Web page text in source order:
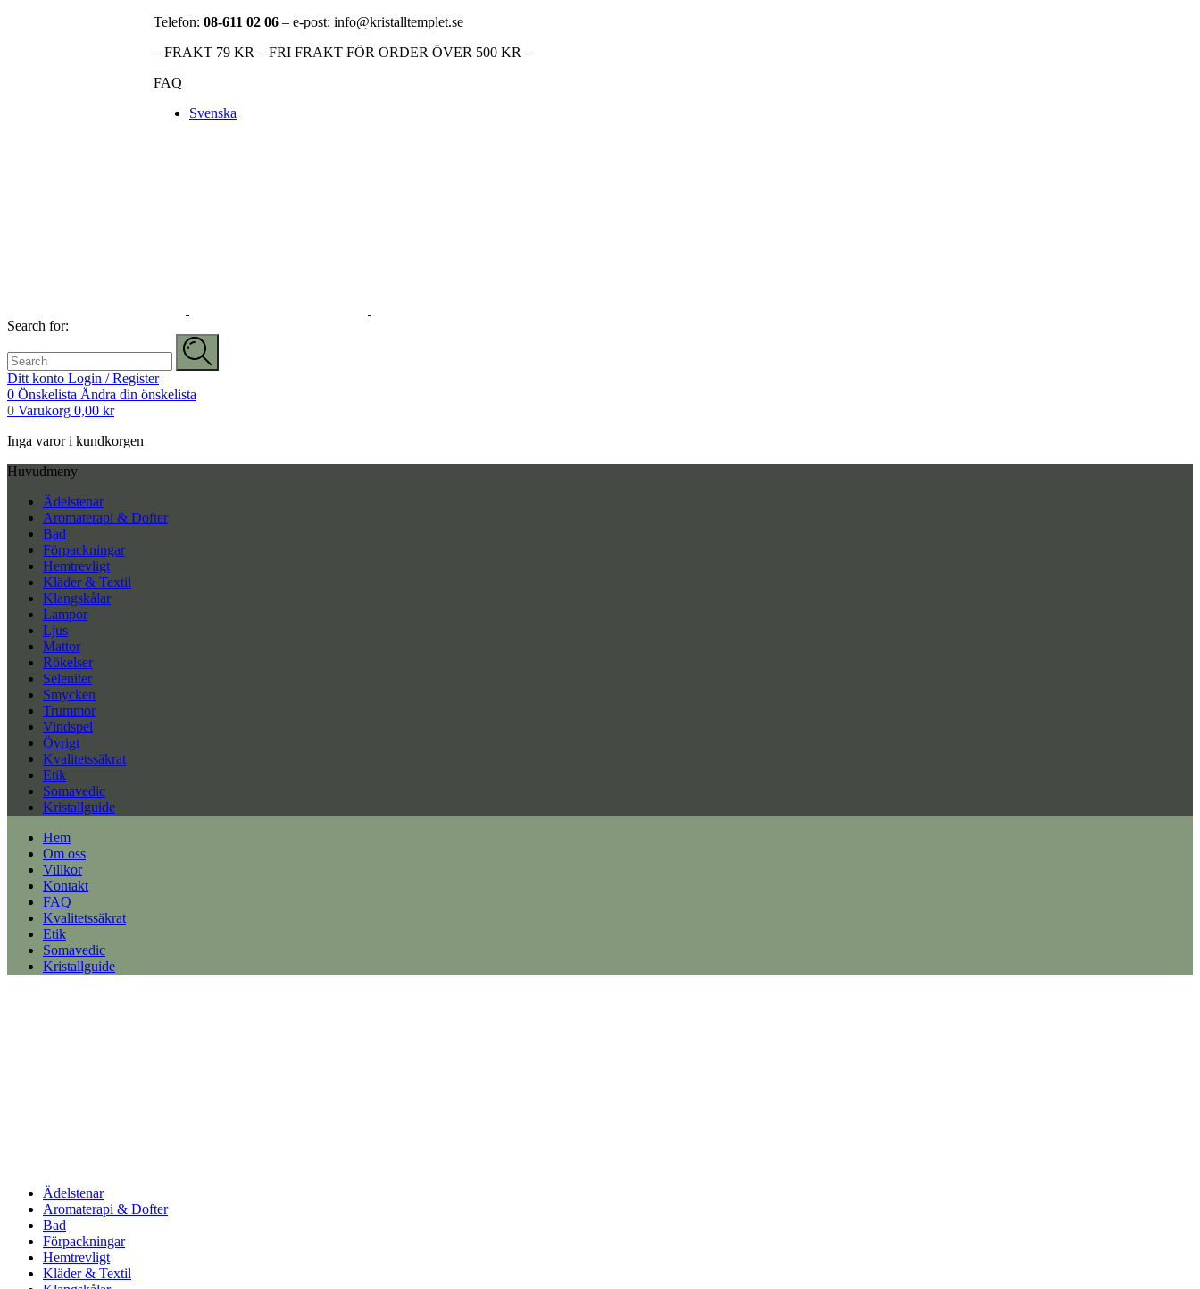
Telefon: 08-611 02 06 – e-post: info@kristalltemplet.se
– FRAKT 79 KR – FRI FRAKT FÖR ORDER ÖVER 500 KR –
FAQ
Svenska
Search for:
Ditt konto Login / Register
0 Önskelista Ändra din önskelista
0 Varukorg 0,00 kr
Inga varor i kundkorgen
Huvudmeny
Ädelstenar
Aromaterapi & Dofter
Bad
Förpackningar
Hemtrevligt
Kläder & Textil
Klangskålar
Lampor
Ljus
Mattor
Rökelser
Seleniter
Smycken
Trummor
Vindspel
Övrigt
Kvalitetssäkrat
Etik
Somavedic
Kristallguide
Hem
Om oss
Villkor
Kontakt
FAQ
Kvalitetssäkrat
Etik
Somavedic
Kristallguide
Ädelstenar
Aromaterapi & Dofter
Bad
Förpackningar
Hemtrevligt
Kläder & Textil